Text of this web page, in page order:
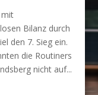
Bilanz durch
den 7. Sieg ein.
die Routiners
nicht auf...